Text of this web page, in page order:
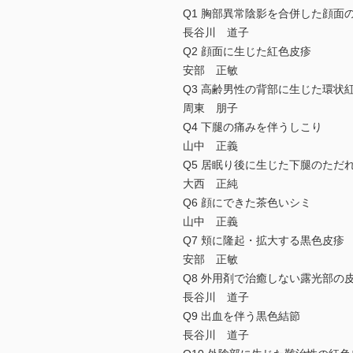
Q1 胸部異常陰影を合併した顔面
長谷川 道子
Q2 顔面に生じた紅色皮疹
安部 正敏
Q3 高齢男性の背部に生じた環状
周東 朋子
Q4 下腿の痛みを伴うしこり
山中 正義
Q5 居眠り後に生じた下腿のただ
大西 正純
Q6 顔にできた茶色いシミ
山中 正義
Q7 頬に隆起・拡大する黒色皮疹
安部 正敏
Q8 外用剤で治癒しない露光部の
長谷川 道子
Q9 出血を伴う黒色結節
長谷川 道子